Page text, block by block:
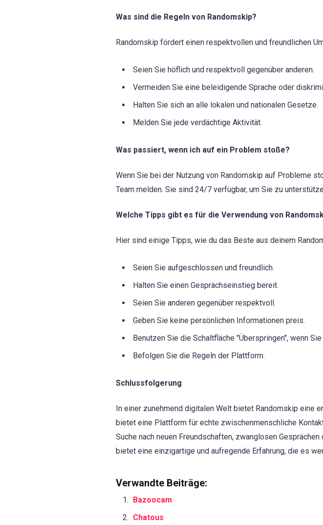
Was sind die Regeln von Randomskip?
Randomskip fördert einen respektvollen und freundlichen
Seien Sie höflich und respektvoll gegenüber anderen.
Vermeiden Sie eine beleidigende Sprache oder
Halten Sie sich an alle lokalen und nationalen Gesetze.
Melden Sie jede verdächtige Aktivität.
Was passiert, wenn ich auf ein Problem stoße?
Wenn Sie bei der Nutzung von Randomskip auf Probleme
Team melden. Sie sind 24/7 verfügbar, um Sie zu
Welche Tipps gibt es für die Verwendung von
Hier sind einige Tipps, wie du das Beste aus deinem
Seien Sie aufgeschlossen und freundlich.
Halten Sie einen Gesprächseinstieg bereit.
Seien Sie anderen gegenüber respektvoll.
Geben Sie keine persönlichen Informationen preis.
Benutzen Sie die Schaltfläche "Überspringen", wenn
Befolgen Sie die Regeln der Plattform.
Schlussfolgerung
In einer zunehmend digitalen Welt bietet Randomskip eine
bietet eine Plattform für echte zwischenmenschliche
Suche nach neuen Freundschaften, zwanglosen
bietet eine einzigartige und aufregende Erfahrung, die es
Verwandte Beiträge:
Bazoocam
Chatous